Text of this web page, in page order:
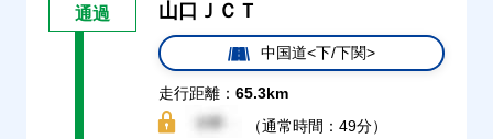
通過 山口ＪＣＴ
中国道<下/下関>
走行距離： 65.3km
（通常時間：49分）